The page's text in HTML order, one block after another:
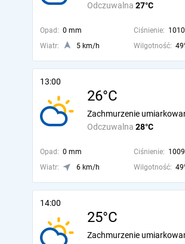
Odczuwalna 27°C
Opad: 0 mm Ciśnienie:
Wiatr:
5 km/h Wilgotność:
13:00
26°C
Odczuwalna 28°C
Zachmurzenie
Opad: 0 mm Ciśnienie:
Wiatr:
6 km/h Wilgotność:
14:00
25°C
Zachmurzenie